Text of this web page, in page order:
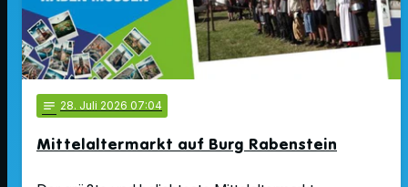
notes 28. Juli 2026 07:04
Mittelaltermarkt auf Burg Rabenstein